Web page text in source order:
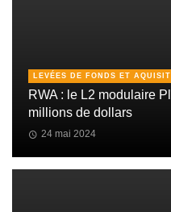
LEVÉES DE FONDS ET
RWA : le L2 modulaire
millions de dollars
24 mai 2024